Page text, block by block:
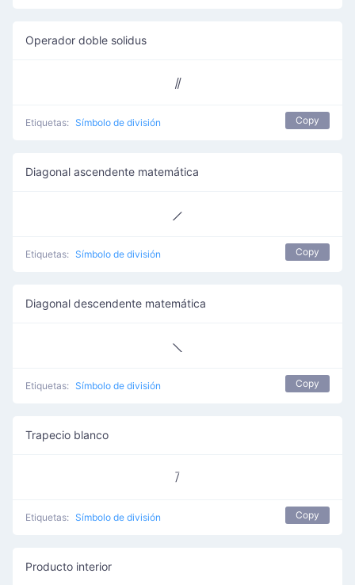
Operador doble solidus
⫽
Etiquetas: Símbolo de división Copy
Diagonal ascendente matemática
⟋
Etiquetas: Símbolo de división Copy
Diagonal descendente matemática
⟍
Etiquetas: Símbolo de división Copy
Trapecio blanco
⧶
Etiquetas: Símbolo de división Copy
Producto interior